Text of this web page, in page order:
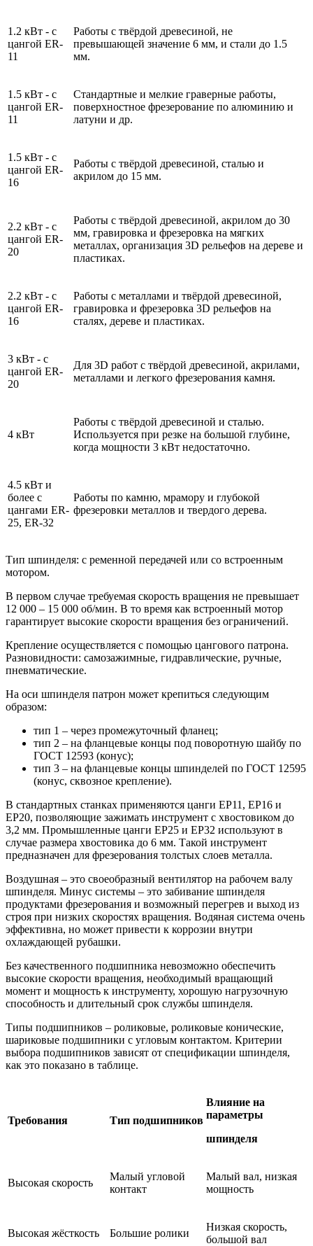
1.2 кВт - с
цангой ER-
11
Работы с твёрдой древесиной, не
превышающей значение 6 мм, и стали до 1.5
мм.
1.5 кВт - с
цангой ER-
11
Стандартные и мелкие граверные работы,
поверхностное фрезерование по алюминию и
латуни и др.
1.5 кВт - с
цангой ER-
16
Работы с твёрдой древесиной, сталью и
акрилом до 15 мм.
2.2 кВт - с
цангой ER-
20
Работы с твёрдой древесиной, акрилом до 30
мм, гравировка и фрезеровка на мягких
металлах, организация 3D рельефов на дереве и
пластиках.
2.2 кВт - с
цангой ER-
16
Работы с металлами и твёрдой древесиной,
гравировка и фрезеровка 3D рельефов на
сталях, дереве и пластиках.
3 кВт - с
цангой ER-
20
Для 3D работ с твёрдой древесиной, акрилами,
металлами и легкого фрезерования камня.
4 кВт
Работы с твёрдой древесиной и сталью.
Используется при резке на большой глубине,
когда мощности 3 кВт недостаточно.
4.5 кВт и
более с
цангами ER-
25, ER-32
Работы по камню, мрамору и глубокой
фрезеровки металлов и твердого дерева.
Тип шпинделя: с ременной передачей или со встроенным
мотором.
В первом случае требуемая скорость вращения не превышает
12 000 – 15 000 об/мин. В то время как встроенный мотор
гарантирует высокие скорости вращения без ограничений.
Крепление осуществляется с помощью цангового патрона.
Разновидности: самозажимные, гидравлические, ручные,
пневматические.
На оси шпинделя патрон может крепиться следующим
образом:
тип 1 – через промежуточный фланец;
тип 2 – на фланцевые концы под поворотную шайбу по
ГОСТ 12593 (конус);
тип 3 – на фланцевые концы шпинделей по ГОСТ 12595
(конус, сквозное крепление).
В стандартных станках применяются цанги ЕР11, ЕР16 и
ЕР20, позволяющие зажимать инструмент с хвостовиком до
3,2 мм. Промышленные цанги ЕР25 и ЕР32 используют в
случае размера хвостовика до 6 мм. Такой инструмент
предназначен для фрезерования толстых слоев металла.
Воздушная – это своеобразный вентилятор на рабочем валу
шпинделя. Минус системы – это забивание шпинделя
продуктами фрезерования и возможный перегрев и выход из
строя при низких скоростях вращения. Водяная система очень
эффективна, но может привести к коррозии внутри
охлаждающей рубашки.
Без качественного подшипника невозможно обеспечить
высокие скорости вращения, необходимый вращающий
момент и мощность к инструменту, хорошую нагрузочную
способность и длительный срок службы шпинделя.
Типы подшипников – роликовые, роликовые конические,
шариковые подшипники с угловым контактом. Критерии
выбора подшипников зависят от спецификации шпинделя,
как это показано в таблице.
Требования Тип подшипников
Влияние на
параметры
шпинделя
Высокая скорость
Малый угловой
контакт
Малый вал, низкая
мощность
Высокая жёсткость Большие ролики
Низкая скорость,
большой вал